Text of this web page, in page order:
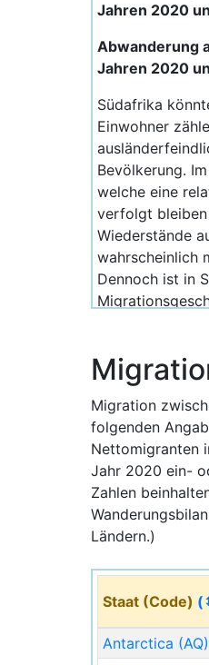
Jahren 2020
Abwanderung
Jahren 2020
Südafrika
Einwohner
Bevölkerung.
welche eine
verfolgt
Wiederstände
wahrscheinlich
Dennoch ist in
Zuwanderung
mit einen
Millionen
2020 bis 2050
Einwohnerzahl
für das Jahr
nehmen den
auf welches für
Millionen
Im Jahr 2025
24.799.000
es im Jahr
Migration
folgenden
Nettomigranten
Jahr 2020 ein-
Zahlen
Ländern.)
Staat (Code)
Antarctica (AQ)